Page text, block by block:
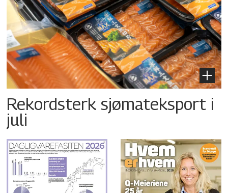
Rekordsterk sjømateksport i
juli